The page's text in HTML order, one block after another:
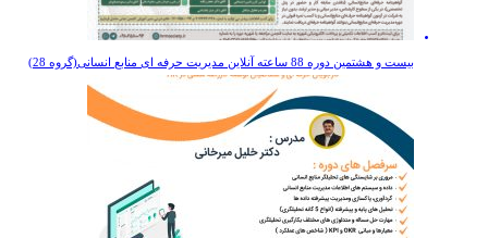
بیست و هشتمین دوره 88 ساعته آنلاین مديريت حرفه ای منابع انسانی(گروه 28)